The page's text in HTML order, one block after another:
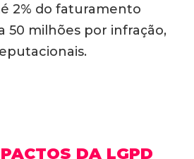
2% do faturamento
50 milhões por infração,
DA LGPD